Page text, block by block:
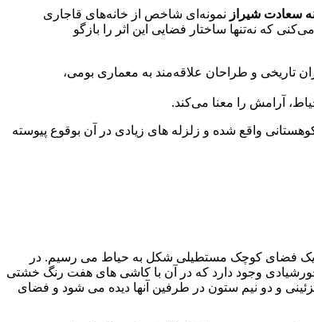
سعادت شیراز نمونه‌ای شاخص از خانه‌های قاجاری
که نه‌تنها ساختار فضایی این اثر را بازگو
تاریخی و طراحان علاقه‌مند به معماری بومی،
آرامش را معنا می‌کند.
آن از سطح دریا ۱۵۴۰ متر است. این شهر در میان حصاری کوهستانی واقع شده و زلزله های زیادی در آن بوقوع پیوسته
یک فضای کوچک مستطیلی شکل به حیاط می رسیم. در
وجود دارد که در آن با کاشی های هفت رنگ خشتی
و دو نیم ستون در طرفین آنها دیده می شود و فضای